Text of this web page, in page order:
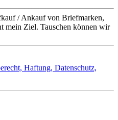
/ Ankauf von Briefmarken,
mein Ziel. Tauschen können wir
Haftung, Datenschutz,